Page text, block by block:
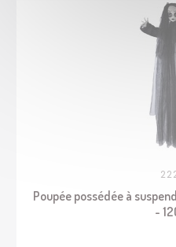
Poupée possédée à
-